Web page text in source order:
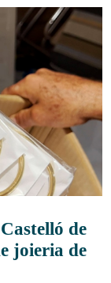
de
joieria de